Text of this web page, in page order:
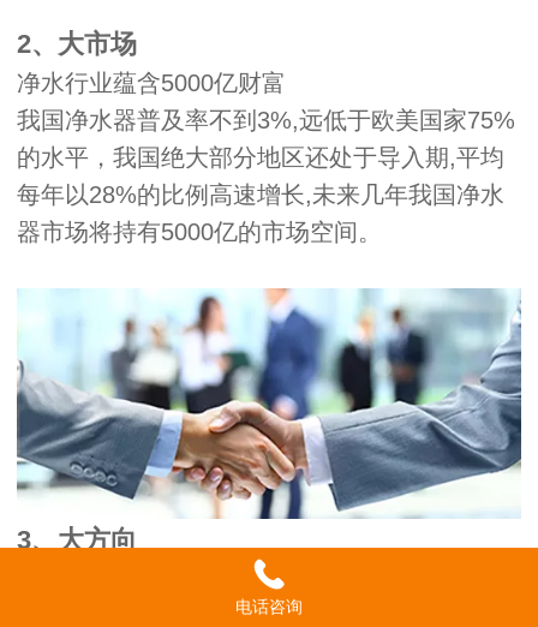
2、大市场
净水行业蕴含5000亿财富
我国净水器普及率不到3%,远低于欧美国家75%
的水平，我国绝大部分地区还处于导入期,平均
每年以28%的比例高速增长,未来几年我国净水
器市场将持有5000亿的市场空间。
3、大方向
李克强总理强调:6000万人喝上干净水是硬承诺,
电话咨询